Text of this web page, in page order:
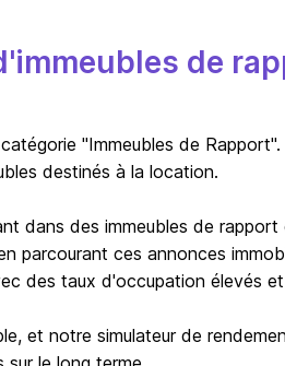
de
"Immeubles de
destinés à la location.
dans des immeubles de rapport
parcourant ces annonces
des taux d'occupation élevés
et notre simulateur de